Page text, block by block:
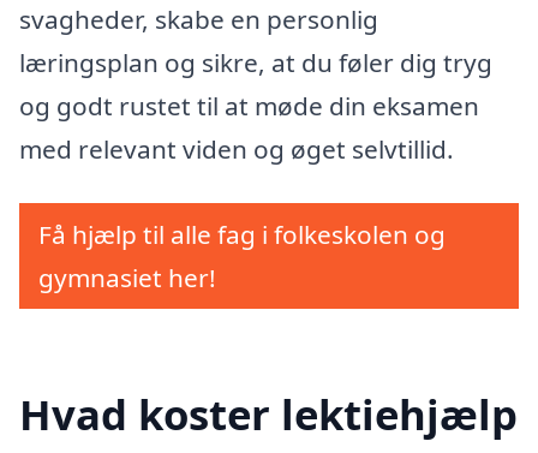
svagheder, skabe en personlig
læringsplan og sikre, at du føler dig tryg
og godt rustet til at møde din eksamen
med relevant viden og øget selvtillid.
Få hjælp til alle fag i folkeskolen og
gymnasiet her!
Hvad koster lektiehjælp